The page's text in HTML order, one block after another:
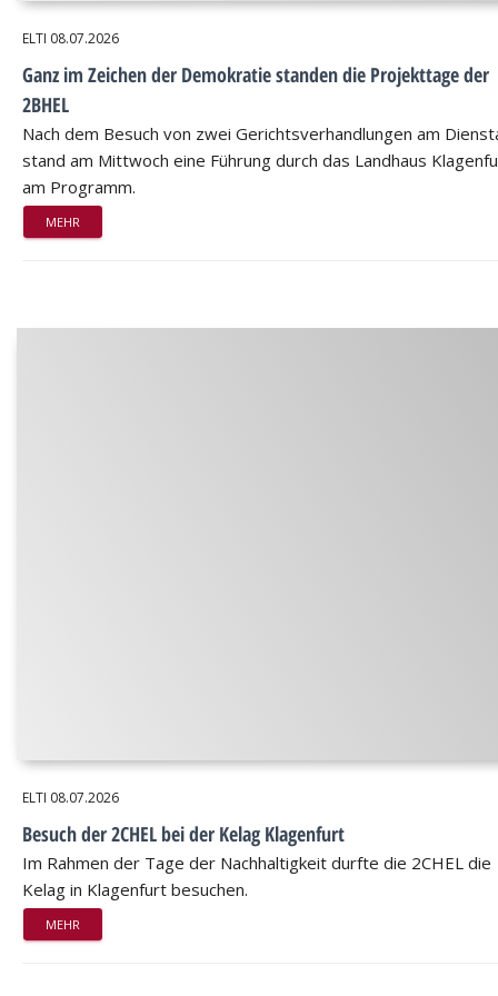
ELTI 08.07.2026
Ganz im Zeichen der Demokratie standen die Projekttage der
2BHEL
Nach dem Besuch von zwei Gerichtsverhandlungen am
stand am Mittwoch eine Führung durch das Landhaus
am Programm.
MEHR
ELTI 08.07.2026
Besuch der 2CHEL bei der Kelag Klagenfurt
Im Rahmen der Tage der Nachhaltigkeit durfte die 2CHEL die
Kelag in Klagenfurt besuchen.
MEHR